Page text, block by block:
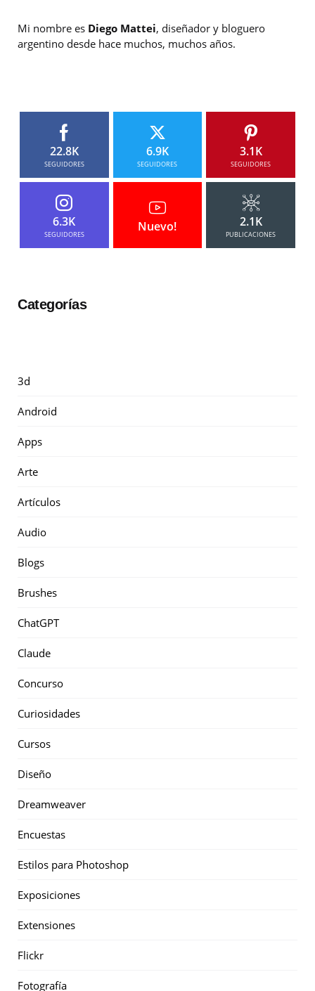
Mi nombre es Diego Mattei, diseñador y bloguero
argentino desde hace muchos, muchos años.
22.8K
SEGUIDORES
6.9K
SEGUIDORES
3.1K
SEGUIDORES
6.3K
SEGUIDORES
Nuevo! 2.1K
PUBLICACIONES
Categorías
3d
Android
Apps
Arte
Artículos
Audio
Blogs
Brushes
ChatGPT
Claude
Concurso
Curiosidades
Cursos
Diseño
Dreamweaver
Encuestas
Estilos para Photoshop
Exposiciones
Extensiones
Flickr
Fotografía